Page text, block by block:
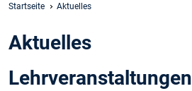
Startseite Aktuelles
Aktuelles
Lehrveranstaltungen